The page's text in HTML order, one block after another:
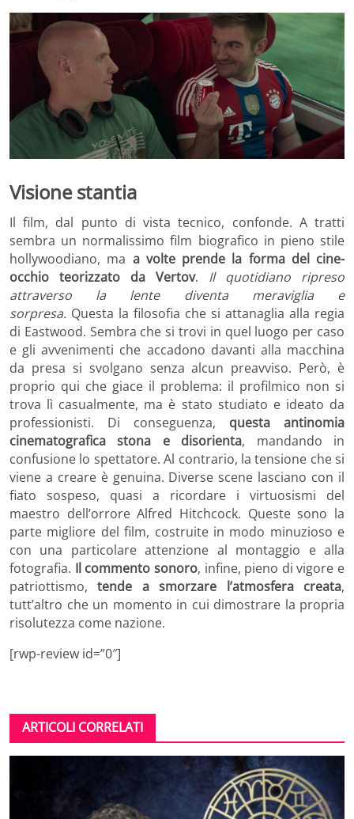
Visione stantia
Il film, dal punto di vista tecnico, confonde. A tratti
sembra un normalissimo film biografico in pieno stile
hollywoodiano, ma a volte prende la forma del cine-
occhio teorizzato da Vertov. Il quotidiano ripreso
attraverso la lente diventa meraviglia e
sorpresa. Questa la filosofia che si attanaglia alla regia
di Eastwood. Sembra che si trovi in quel luogo per caso
e gli avvenimenti che accadono davanti alla macchina
da presa si svolgano senza alcun preavviso. Però, è
proprio qui che giace il problema: il profilmico non si
trova lì casualmente, ma è stato studiato e ideato da
professionisti. Di conseguenza, questa antinomia
cinematografica stona e disorienta, mandando in
confusione lo spettatore. Al contrario, la tensione che si
viene a creare è genuina. Diverse scene lasciano con il
fiato sospeso, quasi a ricordare i virtuosismi del
maestro dell’orrore Alfred Hitchcock. Queste sono la
parte migliore del film, costruite in modo minuzioso e
con una particolare attenzione al montaggio e alla
fotografia. Il commento sonoro, infine, pieno di vigore e
patriottismo,tende a smorzare l’atmosfera creata,
tutt’altro che un momento in cui dimostrare la propria
risolutezza come nazione.
[rwp-review id=”0″]
ARTICOLI CORRELATI